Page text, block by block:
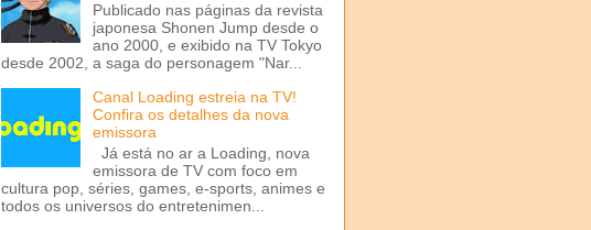
Publicado nas páginas da revista
japonesa Shonen Jump desde o
ano 2000, e exibido na TV Tokyo
desde 2002, a saga do personagem "Nar...
Canal Loading estreia na TV!
Confira os detalhes da nova
emissora
Já está no ar a Loading, nova
emissora de TV com foco em
cultura pop, séries, games, e-sports, animes e
todos os universos do entretenimen...